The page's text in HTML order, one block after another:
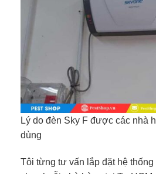
Lý do đèn Sky F được các nhà
dùng
Tôi từng tư vấn lắp đặt hệ thống